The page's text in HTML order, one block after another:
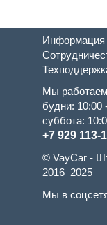
Информация
Мы
будни: 10:00
суббота:
+7 929 113-
© VayCar -
2016–2025
Мы в